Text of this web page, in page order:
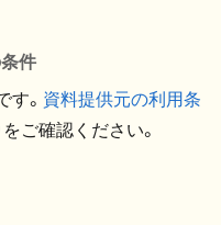
件
。 資料提供元の利用条
ご確認ください。